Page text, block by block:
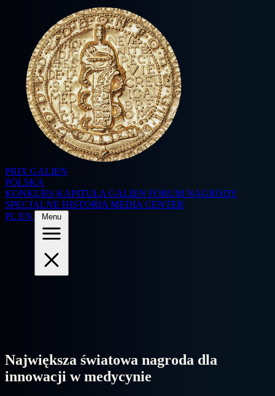
PRIX GALIEN
POLSKA
KONKURS KAPITUŁA GALIEN FORUM NAGRODY
SPECJALNE HISTORIA MEDIA CENTER
PL EN Menu
Największa światowa nagroda dla
innowacji wmedycynie